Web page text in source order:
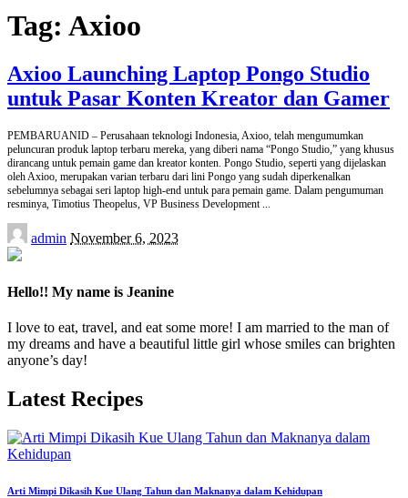
Tag: Axioo
Axioo Launching Laptop Pongo Studio
untuk Pasar Konten Kreator dan Gamer
PEMBARUANID – Perusahaan teknologi Indonesia, Axioo, telah mengumumkan
peluncuran produk laptop terbaru mereka, yang diberi nama “Pongo Studio,” yang khusus
dirancang untuk pemain game dan kreator konten. Pongo Studio, seperti yang dijelaskan
oleh Axioo, merupakan varian terbaru dari lini Pongo yang sudah diperkenalkan
sebelumnya sebagai seri laptop high-end untuk para pemain game. Dalam pengumuman
resminya, Timotius Theopelus, VP Business Development ...
Posted
by
admin November 6, 2023
Hello!! My name is Jeanine
I love to eat, travel, and eat some more! I am married to the man of
my dreams and have a beautiful little girl whose smiles can brighten
anyone’s day!
Latest Recipes
Arti Mimpi Dikasih Kue Ulang Tahun dan Maknanya dalam Kehidupan